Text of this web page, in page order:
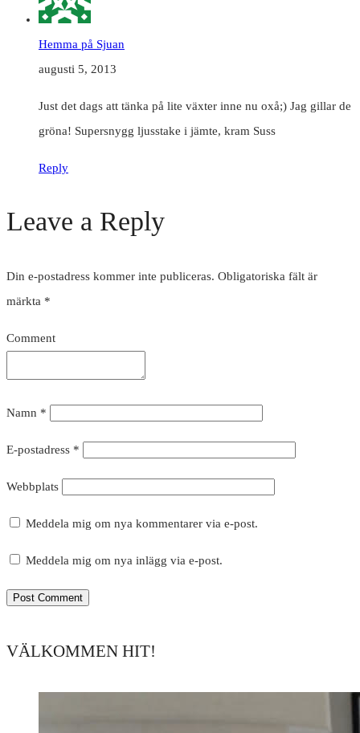
Hemma på Sjuan
augusti 5, 2013
Just det dags att tänka på lite växter inne nu oxå;) Jag gillar de
gröna! Supersnygg ljusstake i jämte, kram Suss
Reply
Leave a Reply
Din e-postadress kommer inte publiceras. Obligatoriska fält är
märkta *
Comment
Namn *
E-postadress *
Webbplats
Meddela mig om nya kommentarer via e-post.
Meddela mig om nya inlägg via e-post.
VÄLKOMMEN HIT!